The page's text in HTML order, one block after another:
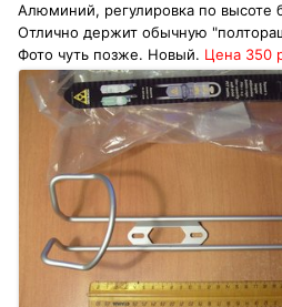
Алюминий, регулировка по высоте
Отлично держит обычную
Фото чуть позже. Новый. Цена 350